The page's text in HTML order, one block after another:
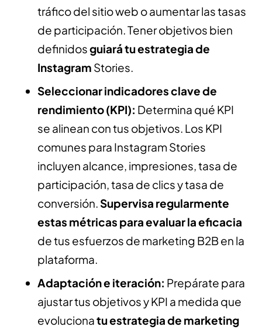
tráfico del sitio web o aumentar las tasas
de participación. Tener objetivos bien
definidosguiará tu estrategia de
Instagram Stories.
Seleccionar indicadores clave de
rendimiento (KPI): Determina qué KPI
se alinean con tus objetivos. Los KPI
comunes para Instagram Stories
incluyen alcance, impresiones, tasa de
participación, tasa de clics y tasa de
conversión. Supervisa regularmente
estas métricas para evaluar la eficacia
de tus esfuerzos de marketing B2B en la
plataforma.
Adaptación e iteración: Prepárate para
ajustar tus objetivos y KPI a medida que
evolucionatu estrategia de marketing